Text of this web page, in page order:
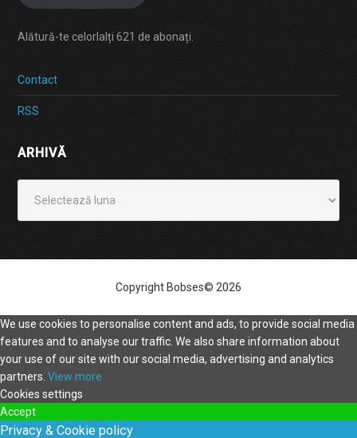
Alătură-te celorlalți 621 de abonați.
Contact
RSS
ARHIVĂ
Copyright Bobses© 2026
We use cookies to personalise content and ads, to provide social media
features and to analyse our traffic. We also share information about
your use of our site with our social media, advertising and analytics
partners. View more
Cookies settings
Accept
Privacy & Cookie policy